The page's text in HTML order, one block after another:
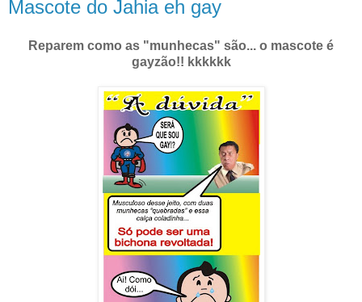
Mascote do Jahia eh gay
Reparem como as "munhecas" são... o mascote é
gayzão!! kkkkkk